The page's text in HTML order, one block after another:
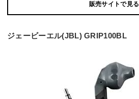
販売サイトで見る
ジェービーエル(JBL) GRIP100BL